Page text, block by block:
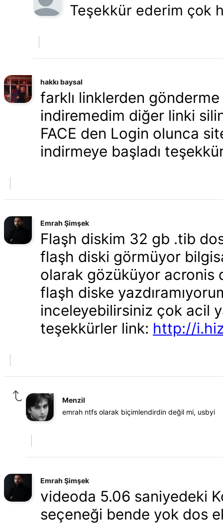
Teşekkür ederim çok
hakkı baysal
farklı linklerden gönderme
indiremedim diğer linki
FACE den Login olunca
indirmeye başladı
Emrah Şimşek
Flaşh diskim 32 gb .tib
flaşh diski görmüyor
olarak gözüküyor acronis
flaşh diske
inceleyebilirsiniz çok acil
teşekkürler link: http://
Menzil
emrah ntfs olarak biçimlendirdin değil mi, usbyi
Emrah Şimşek
videoda 5.06 saniyedeki
seçeneği bende yok dos